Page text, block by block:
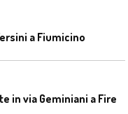
a Fiumicino